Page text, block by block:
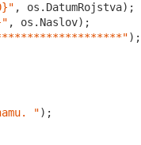
, os.DatumRojstva);
, os.Naslov);
);
");